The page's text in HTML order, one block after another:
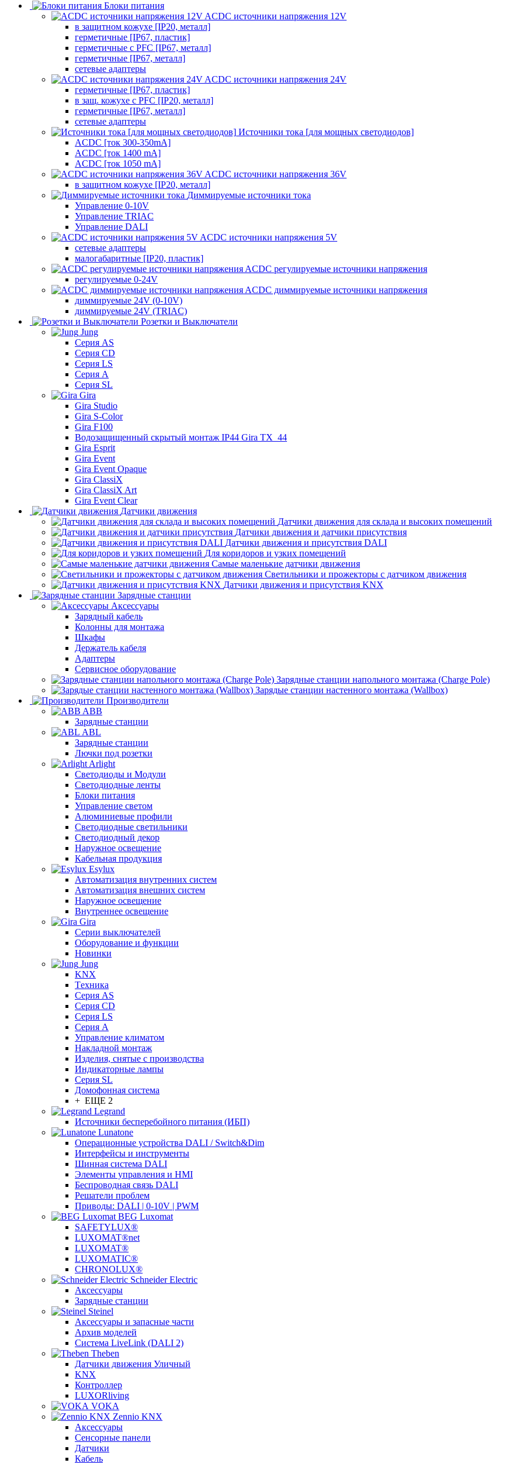
Блоки питания
ACDC источники напряжения 12V
в защитном кожухе [IP20, металл]
герметичные [IP67, пластик]
герметичные с PFC [IP67, металл]
герметичные [IP67, металл]
сетевые адаптеры
ACDC источники напряжения 24V
герметичные [IP67, пластик]
в защ. кожухе с PFC [IP20, металл]
герметичные [IP67, металл]
сетевые адаптеры
Источники тока [для мощных светодиодов]
ACDC [ток 300-350mA]
ACDC [ток 1400 mA]
ACDC [ток 1050 mA]
ACDC источники напряжения 36V
в защитном кожухе [IP20, металл]
Диммируемые источники тока
Управление 0-10V
Управление TRIAC
Управление DALI
ACDC источники напряжения 5V
сетевые адаптеры
малогабаритные [IP20, пластик]
ACDC регулируемые источники напряжения
регулируемые 0-24V
ACDC диммируемые источники напряжения
диммируемые 24V (0-10V)
диммируемые 24V (TRIAC)
Розетки и Выключатели
Jung
Серия AS
Серия CD
Серия LS
Серия A
Серия SL
Gira
Gira Studio
Gira S-Color
Gira F100
Водозащищенный скрытый монтаж IP44 Gira TX_44
Gira Esprit
Gira Event
Gira Event Opaque
Gira ClassiX
Gira ClassiX Art
Gira Event Clear
Датчики движения
Датчики движения для склада и высоких помещений
Датчики движения и датчики присутствия
Датчики движения и присутствия DALI
Для коридоров и узких помещений
Самые маленькие датчики движения
Светильники и прожекторы с датчиком движения
Датчики движения и присутствия KNX
Зарядные станции
Аксессуары
Зарядный кабель
Колонны для монтажа
Шкафы
Держатель кабеля
Адаптеры
Сервисное оборудование
Зарядные станции напольного монтажа (Charge Pole)
Зарядые станции настенного монтажа (Wallbox)
Производители
ABB
Зарядные станции
ABL
Зарядные станции
Лючки под розетки
Arlight
Светодиоды и Модули
Светодиодные ленты
Блоки питания
Управление светом
Алюминиевые профили
Светодиодные светильники
Светодиодный декор
Наружное освещение
Кабельная продукция
Esylux
Автоматизация внутренних систем
Автоматизация внешних систем
Наружное освещение
Внутреннее освещение
Gira
Серии выключателей
Оборудование и функции
Новинки
Jung
KNX
Tехника
Серия AS
Серия CD
Серия LS
Серия A
Управление климатом
Накладной монтаж
Изделия, снятые с производства
Индикаторные лампы
Серия SL
Домофонная система
+ ЕЩЕ 2
Legrand
Источники бесперебойного питания (ИБП)
Lunatone
Операционные устройства DALI / Switch&Dim
Интерфейсы и инструменты
Шинная система DALI
Элементы управления и HMI
Беспроводная связь DALI
Решатели проблем
Приводы: DALI | 0-10V | PWM
BEG Luxomat
SAFETYLUX®
LUXOMAT®net
LUXOMAT®
LUXOMATIC®
CHRONOLUX®
Schneider Electric
Аксессуары
Зарядные станции
Steinel
Аксессуары и запасные части
Архив моделей
Система LiveLink (DALI 2)
Theben
Датчики движения Уличный
KNX
Контроллер
LUXORliving
VOKA
Zennio KNX
Аксессуары
Сенсорные панели
Датчики
Кабель